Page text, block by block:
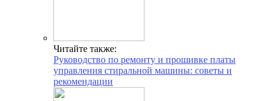
Читайте также:
Руководство по ремонту и прошивке платы
управления стиральной машины: советы и
рекомендации